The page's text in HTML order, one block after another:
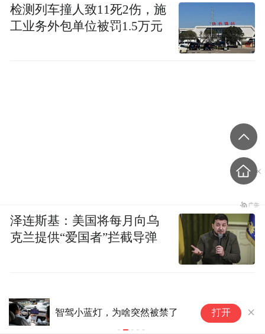
陈胜利被查 打开
检测列车撞人致11死2伤，施
工业务外包单位被罚1.5万元
泽连斯基：美国将每月向乌
克兰提供“爱国者”拦截导弹